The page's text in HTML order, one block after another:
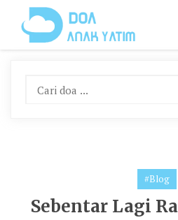
Content
#Blog
Sebentar Lagi